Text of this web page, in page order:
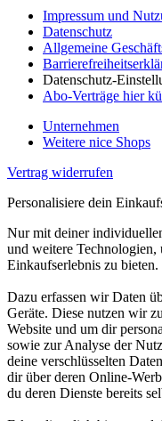
Impressum und
Datenschutz
Allgemeine
Datenschutz-
Abo-Verträge hier
Unternehmen
Weitere nice Shops
Vertrag widerrufen
Personalisiere dein
Nur mit deiner
und weitere Technologien,
Einkaufserlebnis zu bieten.
Dazu erfassen wir Daten
Geräte. Diese nutzen wir
Website und um dir
sowie zur Analyse der
deine verschlüsselten
dir über deren Online-
du deren Dienste bereits